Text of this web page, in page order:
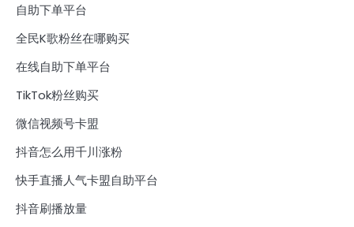
自助下单平台
全民K歌粉丝在哪购买
在线自助下单平台
TikTok粉丝购买
微信视频号卡盟
抖音怎么用千川涨粉
快手直播人气卡盟自助平台
抖音刷播放量